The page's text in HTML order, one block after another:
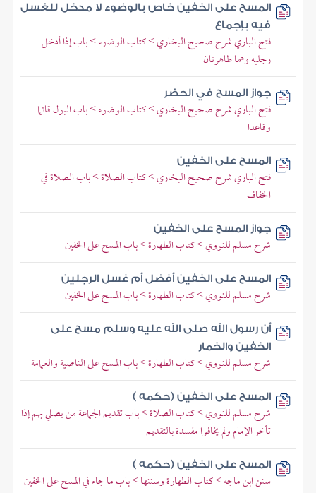
المسح على الخفين خاص بالوضوء لا مدخل للغسل
فيه بإجماع
فتح الباري شرح صحيح البخاري > كتاب الوضوء > باب إذا أدخل
رجليه وهما طاهرتان
جواز المسح في الحضر
فتح الباري شرح صحيح البخاري > كتاب الوضوء > باب البول قائما
وقاعدا
المسح على الخفين
فتح الباري شرح صحيح البخاري > كتاب الصلاة > باب الصلاة في
الخفاف
جواز المسح على الخفين
شرح مسلم للنووي > كتاب الطهارة > باب المسح على الخفين
المسح على الخفين أفضل أم غسل الرجلين
شرح مسلم للنووي > كتاب الطهارة > باب المسح على الخفين
أن رسول الله صلى الله عليه وسلم مسح على
الخفين والخمار
شرح مسلم للنووي > كتاب الطهارة > باب المسح على الناصية والعمامة
المسح على الخفين (حكمه )
شرح مسلم للنووي > كتاب الصلاة > باب تقديم الجماعة من يصلي بهم إذا
تأخر الإمام ولم يخافوا مفسدة بالتقديم
المسح على الخفين (حكمه )
سنن ابن ماجه > كتاب الطهارة وسننها > باب ما جاء في المسح على الخفين